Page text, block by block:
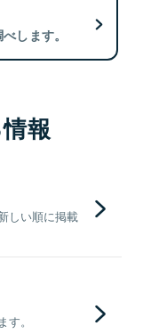
します。
報
しい順に掲載
。